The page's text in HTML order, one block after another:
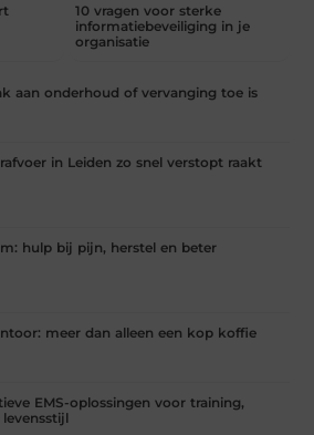
10 vragen voor sterke
informatiebeveiliging in je
organisatie
aan onderhoud of vervanging toe is
in Leiden zo snel verstopt raakt
hulp bij pijn, herstel en beter
meer dan alleen een kop koffie
EMS-oplossingen voor training,